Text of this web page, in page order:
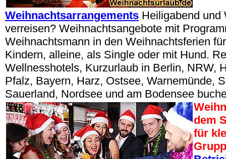
Weihnachtsarrangements Heiligabend und
verreisen? Weihnachtsangebote mit
Weihnachtsmann in den Weihnachtsferien
Kindern, alleine, als Single oder mit Hund.
Wellnesshotels, Kurzurlaub in Berlin, NRW,
Pfalz, Bayern, Harz, Ostsee, Warnemünde,
Sauerland, Nordsee und am Bodensee
dem
für